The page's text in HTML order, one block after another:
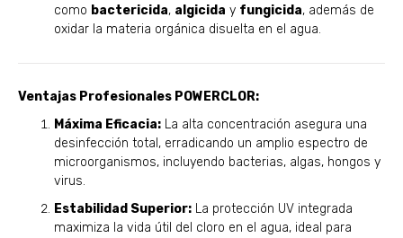
como bactericida, algicida y fungicida, además de
oxidar la materia orgánica disuelta en el agua.
Ventajas Profesionales POWERCLOR:
Máxima Eficacia: La alta concentración asegura una
desinfección total, erradicando un amplio espectro de
microorganismos, incluyendo bacterias, algas, hongos y
virus.
Estabilidad Superior: La protección UV integrada
maximiza la vida útil del cloro en el agua, ideal para